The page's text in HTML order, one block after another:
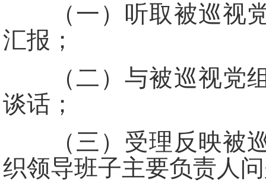
（一）听取被巡视党
汇报；
（二）与被巡视党组
谈话；
（三）受理反映被巡
织领导班子主要负责人